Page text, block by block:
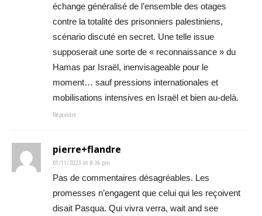
échange généralisé de l’ensemble des otages
contre la totalité des prisonniers palestiniens,
scénario discuté en secret. Une telle issue
supposerait une sorte de « reconnaissance » du
Hamas par Israël, inenvisageable pour le
moment… sauf pressions internationales et
mobilisations intensives en Israël et bien au-delà.
Répondre
pierre+flandre
01/11/2023 at 8:36 pm
Pas de commentaires désagréables. Les
promesses n’engagent que celui qui les reçoivent
disait Pasqua. Qui vivra verra, wait and see